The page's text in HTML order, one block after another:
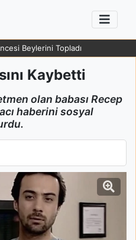
Beylerini Topladı
Kaybetti
olan babası Recep
haberini sosyal